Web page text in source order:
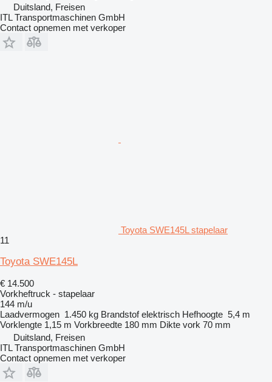
Duitsland, Freisen
ITL Transportmaschinen GmbH
Contact opnemen met verkoper
Toyota SWE145L stapelaar
11
Toyota SWE145L
€ 14.500
Vorkheftruck - stapelaar
144 m/u
Laadvermogen 1.450 kg Brandstof elektrisch Hefhoogte 5,4 m
Vorklengte 1,15 m Vorkbreedte 180 mm Dikte vork 70 mm
Duitsland, Freisen
ITL Transportmaschinen GmbH
Contact opnemen met verkoper